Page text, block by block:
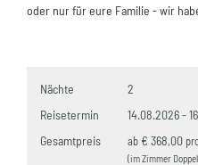
oder nur für eure Familie - wir
Nächte
2
Reisetermin
14.08.2026-
Gesamtpreis
ab € 368,00
(im Zimmer